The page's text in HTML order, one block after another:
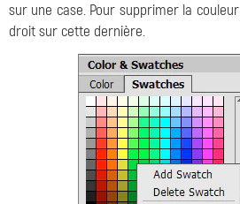
sur une case. Pour supprimer la
droit sur cette dernière.